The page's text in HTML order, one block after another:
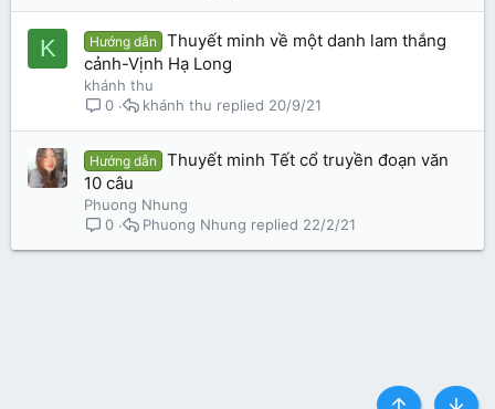
K Hướng dẫn
Thuyết minh về một danh lam thắng
cảnh-Vịnh Hạ Long
khánh thu
0
20/9/21
khánh thu
Hướng dẫn
Thuyết minh Tết cổ truyền đoạn văn
10 câu
Phuong Nhung
0
22/2/21
Phuong Nhung